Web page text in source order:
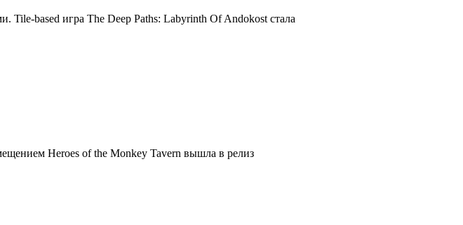
based игра The Deep Paths: Labyrinth Of Andokost стала
Heroes of the Monkey Tavern вышла в релиз